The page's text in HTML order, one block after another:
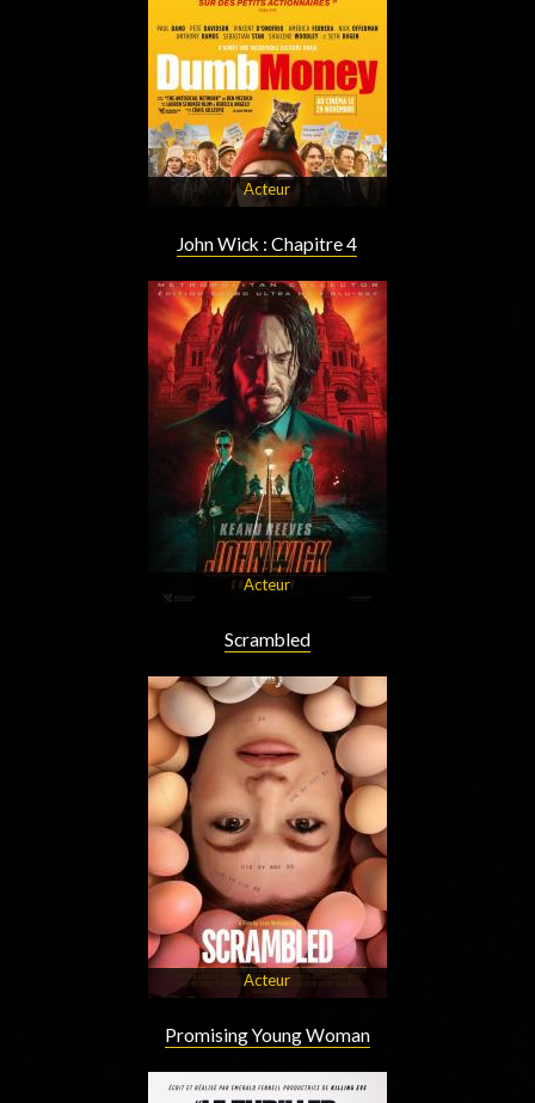
Acteur
John Wick : Chapitre 4
Acteur
Scrambled
Acteur
Promising Young Woman